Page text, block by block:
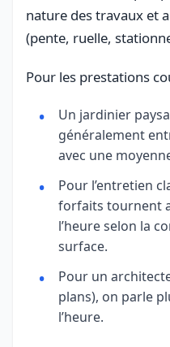
nature des travaux et
(pente, ruelle,
Pour les prestations
Un jardinier
généralement
avec une
Pour l’entretien
forfaits tournent
l’heure selon la
surface.
Pour un
plans), on parle
l’heure.